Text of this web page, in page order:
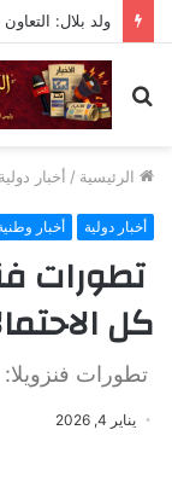
بحث
عن
الرئيسية / أخبار دولية
أخبار دولية أخبار
تطورات
كل
تطورات
يناير 4, 2026